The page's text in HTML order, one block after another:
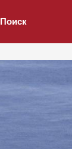
Поиск